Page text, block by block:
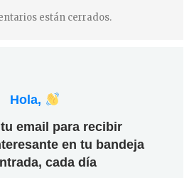
están cerrados.
Hola,
email para recibir
en tu bandeja
cada día